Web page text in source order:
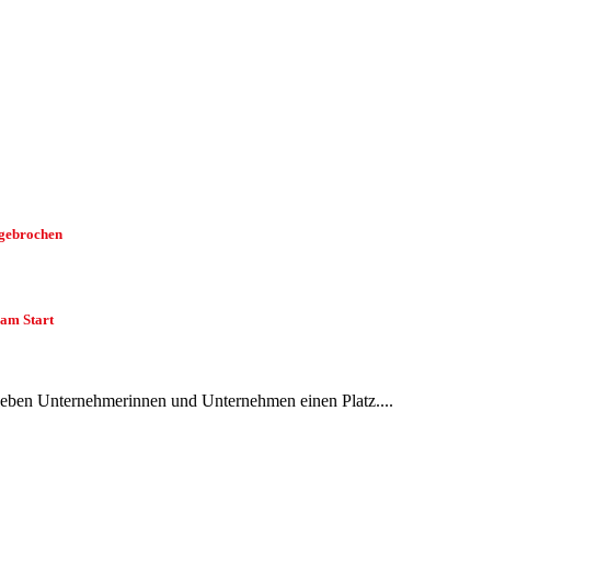
Start
Unternehmerinnen und Unternehmen einen Platz....